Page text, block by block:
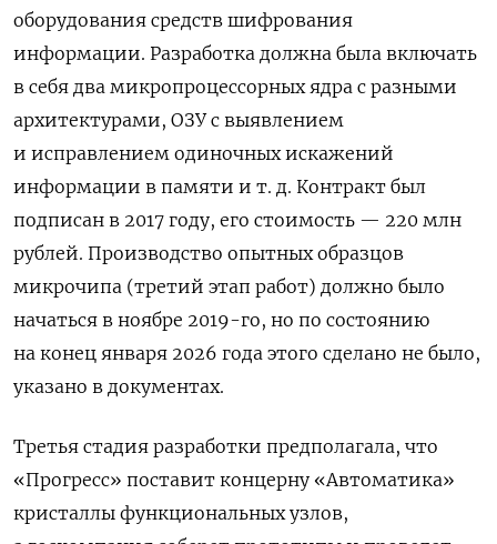
оборудования средств шифрования
информации. Разработка должна была включать
в себя два микропроцессорных ядра с разными
архитектурами, ОЗУ с выявлением
и исправлением одиночных искажений
информации в памяти и т. д. Контракт был
подписан в 2017 году, его стоимость — 220 млн
рублей. Производство опытных образцов
микрочипа (третий этап работ) должно было
начаться в ноябре 2019-го, но по состоянию
на конец января 2026 года этого сделано не было,
указано в документах.
Третья стадия разработки предполагала, что
«Прогресс» поставит концерну «Автоматика»
кристаллы функциональных узлов,